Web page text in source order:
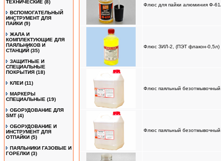
ТЕХНИЧЕСКИЕ (8)
ВСПОМОГАТЕЛЬНЫЙ
ИНСТРУМЕНТ ДЛЯ
ПАЙКИ (9)
ЖАЛА И
КОМПЛЕКТУЮЩИЕ ДЛЯ
ПАЯЛЬНИКОВ И
СТАНЦИЙ (35)
ЗАЩИТНЫЕ И
СПЕЦИАЛЬНЫЕ
ПОКРЫТИЯ (18)
КЛЕИ (11)
МАРКЕРЫ
СПЕЦИАЛЬНЫЕ (19)
ОБОРУДОВАНИЕ ДЛЯ
SMT (4)
ОБОРУДОВАНИЕ И
ИНСТРУМЕНТ ДЛЯ
ОТПАЙКИ (5)
ПАЯЛЬНИКИ ГАЗОВЫЕ И
ГОРЕЛКИ (3)
Флюс для пайки алюминия Ф-
Флюс ЗИЛ-2, (ПЭТ флакон-0,5л)
Флюс паяльный
Флюс паяльный